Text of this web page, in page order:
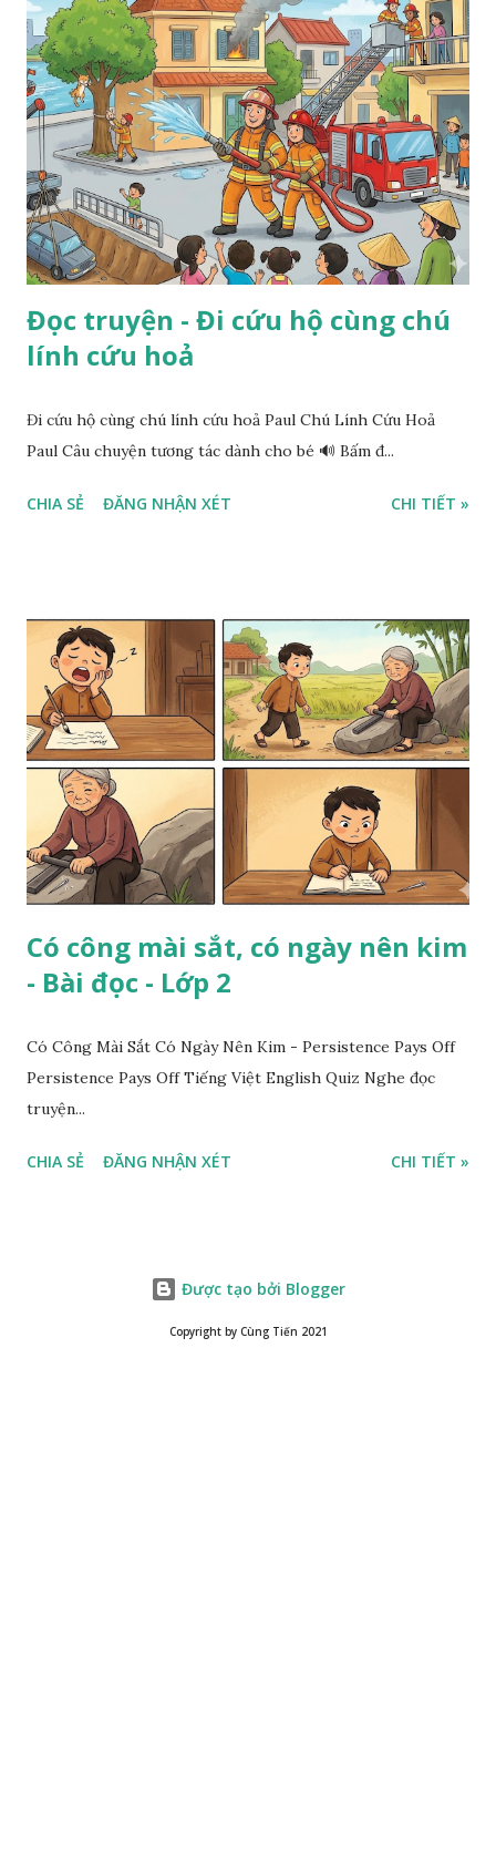
Đọc truyện - Đi cứu hộ cùng chú
lính cứu hoả
Đi cứu hộ cùng chú lính cứu hoả Paul Chú Lính Cứu Hoả
Paul Câu chuyện tương tác dành cho bé 🔊 Bấm đ...
CHIA SẺ ĐĂNG NHẬN XÉT CHI TIẾT »
Có công mài sắt, có ngày nên kim
- Bài đọc - Lớp 2
Có Công Mài Sắt Có Ngày Nên Kim - Persistence Pays Off
Persistence Pays Off Tiếng Việt English Quiz Nghe đọc
truyện...
CHIA SẺ ĐĂNG NHẬN XÉT CHI TIẾT »
Được tạo bởi Blogger
Copyright by Cùng Tiến 2021